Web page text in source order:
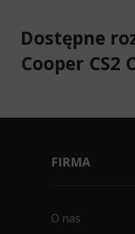
Dostępne
Cooper CS2
FIRMA
O nas